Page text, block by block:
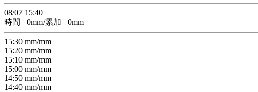
08/07 15:40
時間
0mm/累加 0mm
15:30 mm/mm
15:20 mm/mm
15:10 mm/mm
15:00 mm/mm
14:50 mm/mm
14:40 mm/mm